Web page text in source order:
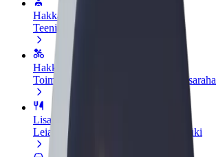
Hakka juhiks
Teeni siis, kui sulle sobib
Hakka kulleriks
Toimeta tellimused kohale ja teeni lisaraha
Lisa restoran või pood
Leia rohkem kliente ja suurenda müüki